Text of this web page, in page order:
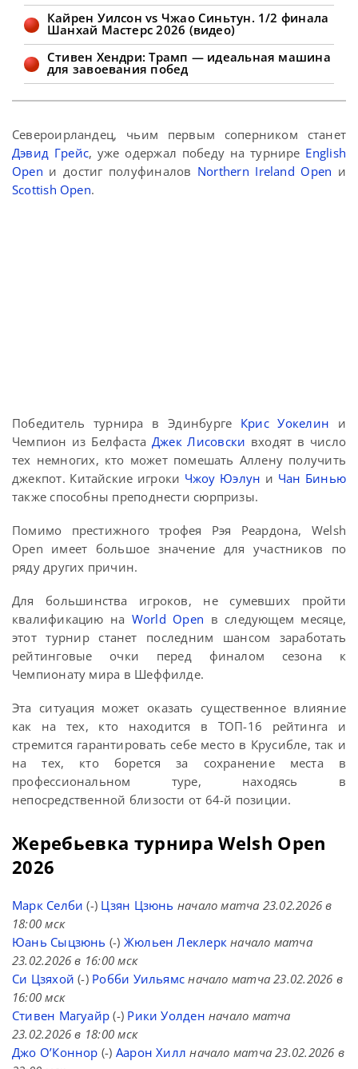
Кайрен Уилсон vs Чжао Синьтун. 1/2 финала
Шанхай Мастерс 2026 (видео)
Стивен Хендри: Трамп — идеальная машина
для завоевания побед
Североирландец, чьим первым соперником станет
Дэвид Грейс, уже одержал победу на турнире English
Open и достиг полуфиналов Northern Ireland Open и
Scottish Open.
Победитель турнира в Эдинбурге Крис Уокелин и
Чемпион из Белфаста Джек Лисовски входят в число
тех немногих, кто может помешать Аллену получить
джекпот. Китайские игроки Чжоу Юэлун и Чан Бинью
также способны преподнести сюрпризы.
Помимо престижного трофея Рэя Реардона, Welsh
Open имеет большое значение для участников по
ряду других причин.
Для большинства игроков, не сумевших пройти
квалификацию на World Open в следующем месяце,
этот турнир станет последним шансом заработать
рейтинговые очки перед финалом сезона к
Чемпионату мира в Шеффилде.
Эта ситуация может оказать существенное влияние
как на тех, кто находится в ТОП-16 рейтинга и
стремится гарантировать себе место в Крусибле, так и
на тех, кто борется за сохранение места в
профессиональном туре, находясь в
непосредственной близости от 64-й позиции.
Жеребьевка турнира Welsh Open
2026
Марк Селби (-) Цзян Цзюнь начало матча 23.02.2026 в
18:00 мск
Юань Сыцзюнь (-) Жюльен Леклерк начало матча
23.02.2026 в 16:00 мск
Си Цзяхой (-) Робби Уильямс начало матча 23.02.2026 в
16:00 мск
Стивен Магуайр (-) Рики Уолден начало матча
23.02.2026 в 18:00 мск
Джо О’Коннор (-) Аарон Хилл начало матча 23.02.2026 в